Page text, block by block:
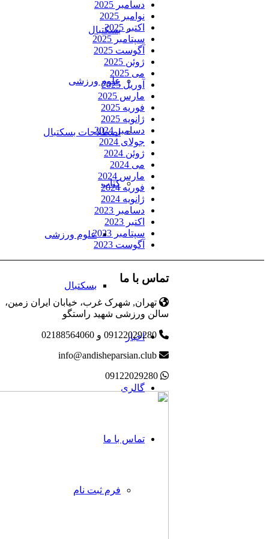
بسکتبال
علوم ورزشی
اصطلاحات بسکتبال
کتاب
علوم ورزشی
بسکتبال
اخبار
گالری
تماس با ما
فرم ثبت نام
دسامبر 2025
نوامبر 2025
اکتبر 2025
سپتامبر 2025
آگوست 2025
ژوئن 2025
می 2025
آوریل 2025
مارس 2025
فوریه 2025
ژانویه 2025
دسامبر 2024
جولای 2024
ژوئن 2024
می 2024
مارس 2024
فوریه 2024
ژانویه 2024
دسامبر 2023
اکتبر 2023
سپتامبر 2023
آگوست 2023
تماس با ما
تهران, شهرک غرب، خیابان ایران زمین،
سالن ورزشی شهید راستگو